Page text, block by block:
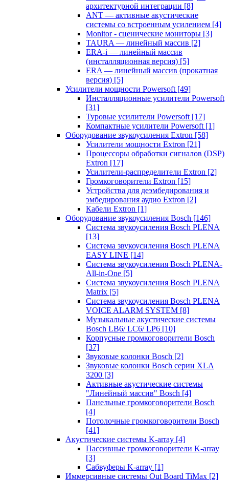
архитектурной интеграции [8]
ANT — активные акустические
системы со встроенным усилением [4]
Monitor - сценические мониторы [3]
TAURA — линейный массив [2]
ERA-i — линейный массив
(инсталляционная версия) [5]
ERA — линейный массив (прокатная
версия) [5]
Усилители мощности Powersoft [49]
Инсталляционные усилители Powersoft
[31]
Туровые усилители Powersoft [17]
Компактные усилители Powersoft [1]
Оборудование звукоусиления Extron [58]
Усилители мощности Extron [21]
Процессоры обработки сигналов (DSP)
Extron [17]
Усилители-распределители Extron [2]
Громкоговорители Extron [15]
Устройства для деэмбедирования и
эмбедирования аудио Extron [2]
Кабели Extron [1]
Оборудование звукоусиления Bosch [146]
Система звукоусиления Bosch PLENA
[13]
Система звукоусиления Bosch PLENA
EASY LINE [14]
Система звукоусиления Bosch PLENA-
All-in-One [5]
Система звукоусиления Bosch PLENA
Matrix [5]
Система звукоусиления Bosch PLENA
VOICE ALARM SYSTEM [8]
Музыкальные акустические системы
Bosch LB6/ LC6/ LP6 [10]
Корпусные громкоговорители Bosch
[37]
Звуковые колонки Bosch [2]
Звуковые колонки Bosch серии XLA
3200 [3]
Активные акустические системы
"Линейный массив" Bosch [4]
Панельные громкоговорители Bosch
[4]
Потолочные громкоговорители Bosch
[41]
Акустические системы K-array [4]
Пассивные громкоговорители K-array
[3]
Сабвуферы K-array [1]
Иммерсивные системы Out Board TiMax [2]